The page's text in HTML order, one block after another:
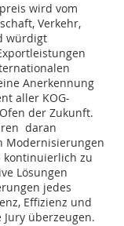
wird vom
Verkehr,
würdigt
Anerkennung
aller KOG-
der Zukunft.
daran
Modernisierungen
kontinuierlich zu
Lösungen
jedes
Effizienz und
überzeugen.